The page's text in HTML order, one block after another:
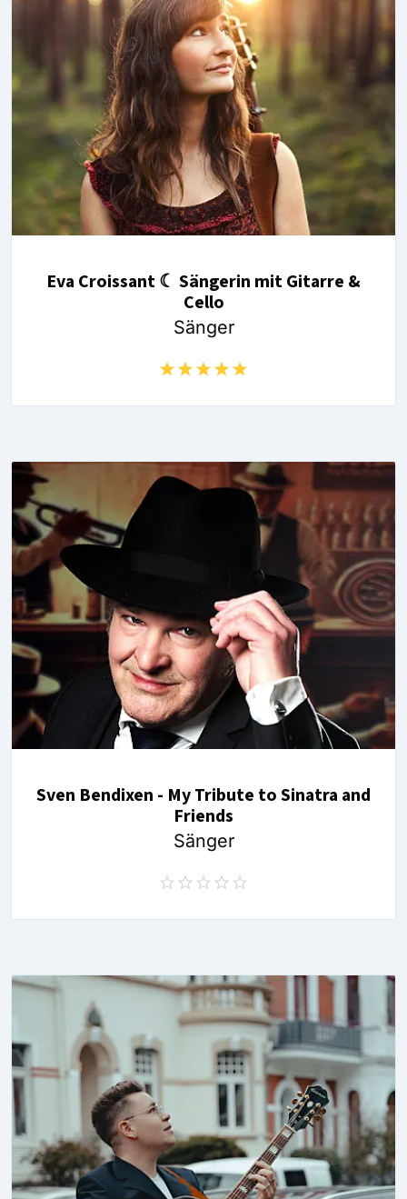
Eva Croissant ☾ Sängerin mit Gitarre &
Cello
Sänger
Sven Bendixen - My Tribute to Sinatra and
Friends
Sänger